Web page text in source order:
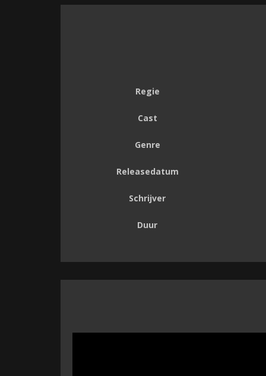
Regie
Cast
Genre
Releasedatum
Schrijver
Duur